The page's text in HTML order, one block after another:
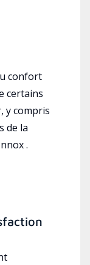
confort
certains
y compris
de la
.